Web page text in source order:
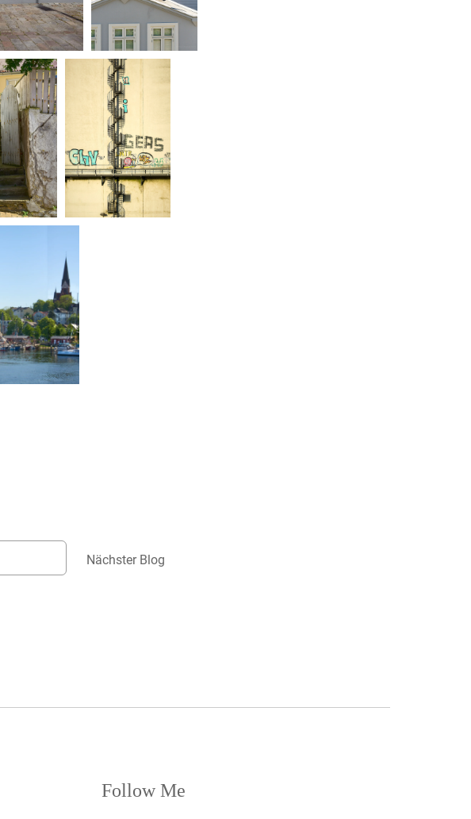
Nächster Blog
Follow Me